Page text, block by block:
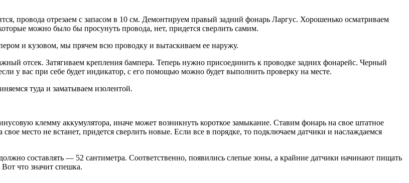
провода отрезаем с запасом в 10 см. Демонтируем правый задний фонарь Ларгус. Хорошенько осматриваем
можно было бы просунуть провода, нет, придется сверлить самим.
и кузовом, мы прячем всю проводку и вытаскиваем ее наружу.
отсек. Затягиваем крепления бампера. Теперь нужно присоединить к проводке задних фонарейс. Черный
у вас при себе будет индикатор, с его помощью можно будет выполнить проверку на месте.
туда и заматываем изолентой.
клемму аккумулятора, иначе может возникнуть короткое замыкание. Ставим фонарь на свое штатное
место не встанет, придется сверлить новые. Если все в порядке, то подключаем датчики и наслаждаемся
составлять — 52 сантиметра. Соответственно, появились слепые зоны, а крайние датчики начинают пищать
что значит спешка.